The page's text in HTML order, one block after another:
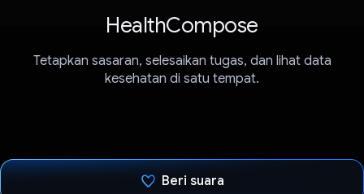
HealthCompose
Tetapkan sasaran, selesaikan tugas, dan lihat data
kesehatan di satu tempat.
Beri suara